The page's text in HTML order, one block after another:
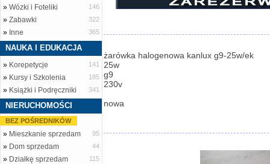
» Wózki i Foteliki 146
» Zabawki 322
» Inne 365
NAUKA I EDUKACJA
» Korepetycje 141
» Kursy i Szkolenia 185
» Książki i Podręczniki 341
NIERUCHOMOŚCI
BEZ POŚREDNIKÓW
» Mieszkanie sprzedam 95
» Dom sprzedam 44
» Działkę sprzedam
115
żarówka halogenowa kanlux g9-25w/ek
25w
g9
230v
nowa